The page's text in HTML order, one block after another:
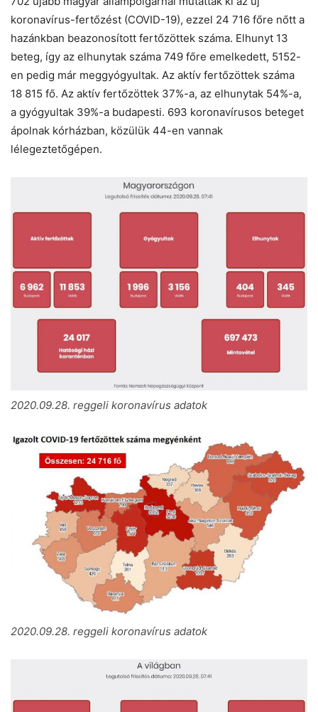
koronavírus-fertőzést (COVID-19), ezzel 24 716 főre nőtt a
hazánkban beazonosított fertőzöttek száma. Elhunyt 13
beteg, így az elhunytak száma 749 főre emelkedett, 5152-
en pedig már meggyógyultak. Az aktív fertőzöttek száma
18 815 fő. Az aktív fertőzöttek 37%-a, az elhunytak 54%-a,
a gyógyultak 39%-a budapesti. 693 koronavírusos beteget
ápolnak kórházban, közülük 44-en vannak
lélegeztetőgépen.
2020.09.28. reggeli koronavírus adatok
2020.09.28. reggeli koronavírus adatok